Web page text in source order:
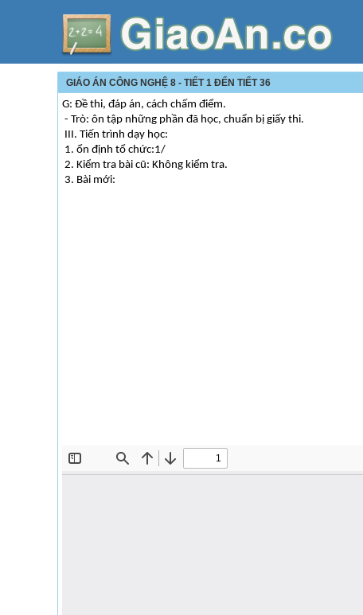
GIÁO ÁN CÔNG NGHỆ 8 - TIẾT 1 ĐẾN TIẾT 36
G: Đề thi, đáp án, cách chấm điểm.
- Trò: ôn tập những phần đã học, chuẩn bị giấy thi.
III. Tiến trình dạy học:
1. ổn định tổ chức:1/
2. Kiểm tra bài cũ: Không kiểm tra.
3. Bài mới: